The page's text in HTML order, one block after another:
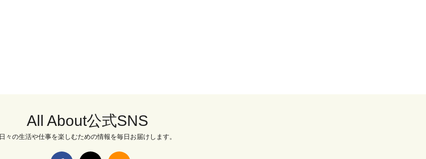
All About公式SNS
日々の生活や仕事を楽しむための情報を毎日お届けします。